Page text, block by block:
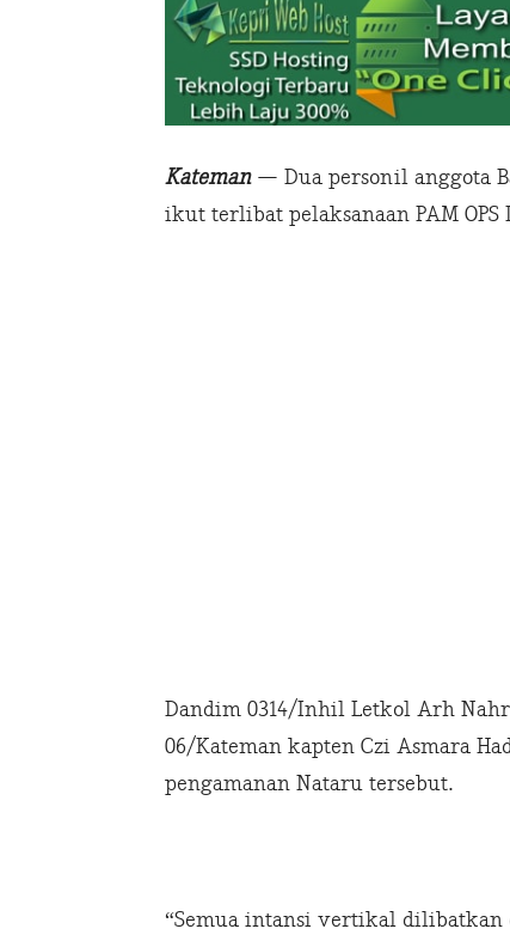
Kateman— Dua personil anggota
ikut terlibat pelaksanaan PAM
Dandim 0314/Inhil Letkol Arh
06/Kateman kapten Czi Asmara
pengamanan Nataru tersebut.
“Semua intansi vertikal dilibatkan